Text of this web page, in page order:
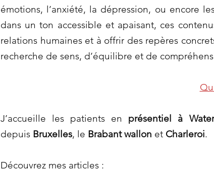
émotions, l’anxiété, la dépression, ou encore
dans un ton accessible et apaisant, ces
relations humaines et à offrir des repères
recherche de sens, d’équilibre et de
J’accueille les patients en présentiel à
depuis Bruxelles, le Brabant wallon et Charleroi.
Découvrez mes articles :